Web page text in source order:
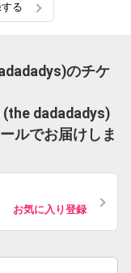
る
のチケ
dadadadys)
ルでお届けしま
お気に入り登録